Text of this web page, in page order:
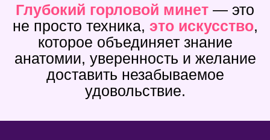
Глубокий горловой минет — это
не просто техника, это искусство,
которое объединяет знание
анатомии, уверенность и желание
доставить незабываемое
удовольствие.